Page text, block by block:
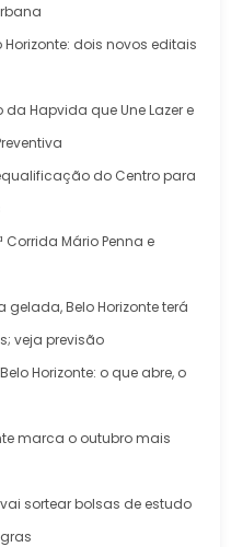
Horizonte: dois novos editais
da Hapvida que Une Lazer e
do Centro para
Mário Penna e
gelada, Belo Horizonte terá
veja previsão
Horizonte: o que abre, o
marca o outubro mais
vai sortear bolsas de estudo